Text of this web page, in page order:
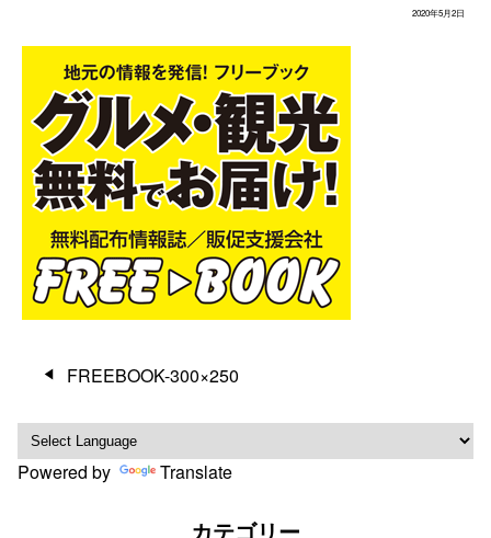
2020年5月2日
ナ
ビ
ゲ
FREEBOOK-300×250
Powered by Translate
カテゴリー